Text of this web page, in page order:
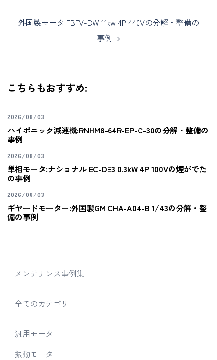
外国製モータ FBFV-DW 11kw 4P 440Vの分解・整備の
事例
こちらもおすすめ:
2026/08/03
ハイポニック減速機:RNHM8-64R-EP-C-30の分解・整備の
事例
2026/08/03
単相モータ:ナショナル EC-DE3 0.3kW 4P 100Vの煙がでた
の事例
2026/08/03
ギヤードモーター:外国製GM CHA-A04-B 1/43の分解・整
備の事例
メンテナンス事例集
全てのカテゴリ
汎用モータ
振動モータ